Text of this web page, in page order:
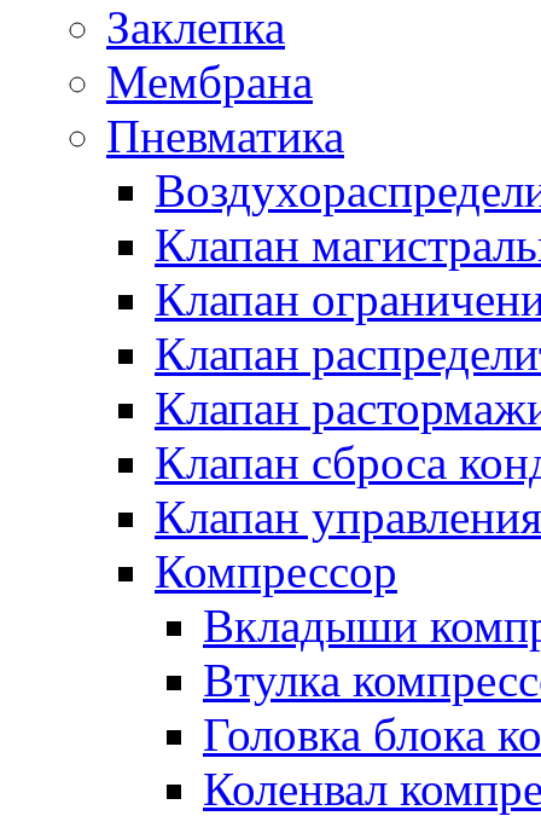
Заклепка
Мембрана
Пневматика
Клапан
Клапан
Клапан
Клапан
Клапан сброса
Клапан управления
Компрессор
Вкладыши
Втулка
Головка блока
Коленвал